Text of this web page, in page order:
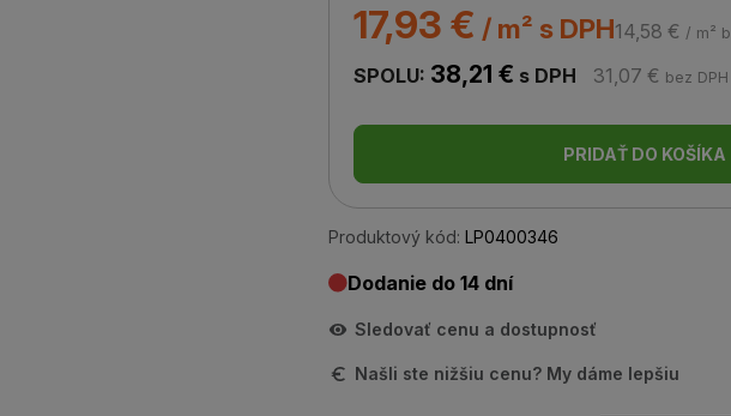
17,93 € / m² s DPH14,58 € / m²
SPOLU: 38,21 € s DPH 31,07 € bez DPH
PRIDAŤ DO KOŠÍKA
Produktový kód: LP0400346
Dodanie do 14 dní
Sledovať cenu a dostupnosť
Našli ste nižšiu cenu? My dáme lepšiu